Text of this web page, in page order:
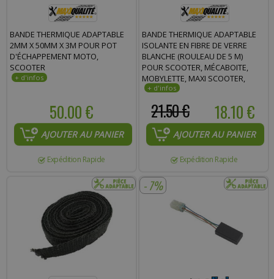
BANDE THERMIQUE ADAPTABLE
2MM X 50MM X 3M POUR POT
D'ÉCHAPPEMENT MOTO,
SCOOTER
50.00 €
AJOUTER AU PANIER
Expédition Rapide
BANDE THERMIQUE ADAPTABLE
ISOLANTE EN FIBRE DE VERRE
BLANCHE (ROULEAU DE 5 M)
POUR SCOOTER, MÉCABOITE,
MOBYLETTE, MAXI SCOOTER,
MOTO, QUAD
18.10 €
21.50 €
AJOUTER AU PANIER
Expédition Rapide
- 7%